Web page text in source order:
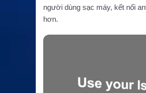
người dùng sạc máy, kết nối
hơn.